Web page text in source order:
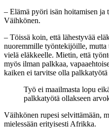
– Elämä pyöri isän hoitamisen ja
Väihkönen.
– Töissä koin, että lähestyvää
nuoremmille työntekijöille, mutta
vielä eläkkeelle. Mietin, että
myös ilman palkkaa,
kaiken ei tarvitse olla
Työ ei maailmasta lopu
palkkatyötä ollakseen
Väihkönen rupesi selvittämään,
mielessään erityisesti Afrikka.